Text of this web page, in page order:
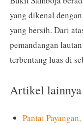
yang dikenal
yang bersih. Dari
pemandangan
terbentang luas di
Artikel lainnya
Pantai